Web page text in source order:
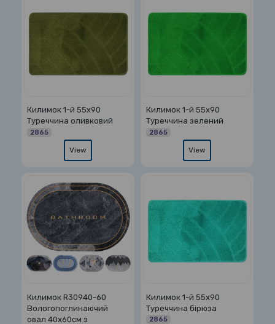
Килимок 1-й 55х90
Туреччина оливковий
2865
View
Килимок 1-й 55х90
Туреччина зелений
2865
View
Килимок R30940-60
Вологопоглинаючий
овал 40х60см з
Килимок 1-й 55х90
Туреччина бірюза
2865